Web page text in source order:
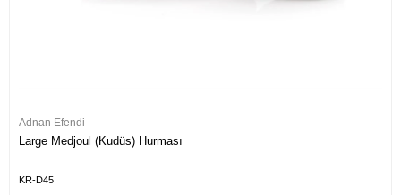
Adnan Efendi
Large Medjoul (Kudüs) Hurması
KR-D45